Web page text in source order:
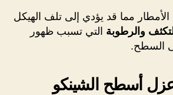
الأمطار مما قد يؤدي إلى تلف الهيكل
والرطوبة التي تسبب ظهور
السطح.
أسطح الشينكو